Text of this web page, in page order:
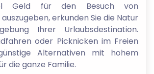
Geld für den Besuch von
erkunden Sie die Natur
Ihrer Urlaubsdestination.
oder Picknicken im Freien
Alternativen mit hohem
die ganze Familie.